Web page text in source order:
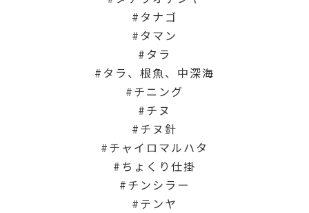
タナゴ
タマン
タラ
タラ、根魚、中深海
チニング
チヌ
チヌ針
チャイロマルハタ
ちょくり仕掛
チンシラー
テンヤ